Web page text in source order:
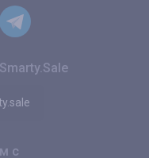
с